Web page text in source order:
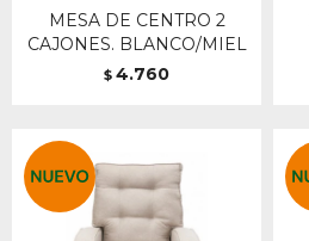
MESA DE CENTRO 2
CAJONES. BLANCO/MIEL
$ 4.760